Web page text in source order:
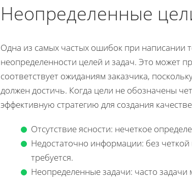
Неопределенные
Одна из самых частых ошибок при написании
неопределенности целей и задач. Это может
соответствует ожиданиям заказчика,
должен достичь. Когда цели не обозначены
эффективную стратегию для создания
Отсутствие ясности: нечеткое
Недостаточно информации: без
требуется.
Неопределенные задачи: часто